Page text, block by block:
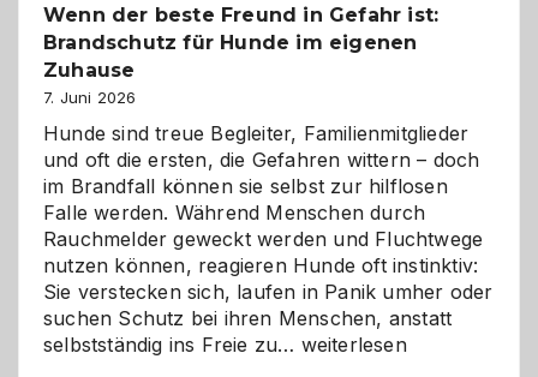
Wenn der beste Freund in Gefahr ist:
Brandschutz für Hunde im eigenen
Zuhause
7. Juni 2026
Hunde sind treue Begleiter, Familienmitglieder
und oft die ersten, die Gefahren wittern – doch
im Brandfall können sie selbst zur hilflosen
Falle werden. Während Menschen durch
Rauchmelder geweckt werden und Fluchtwege
nutzen können, reagieren Hunde oft instinktiv:
Sie verstecken sich, laufen in Panik umher oder
suchen Schutz bei ihren Menschen, anstatt
selbstständig ins Freie zu… Wenn
weiterlesen